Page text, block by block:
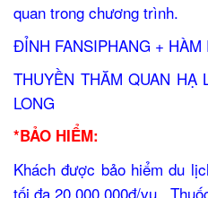
quan trong chương trình.
ĐỈNH FANSIPHANG +
THUYỀN THĂM QUAN HẠ
LONG
*BẢO HIỂM:
Khách được bảo hiểm du
tối đa 20.000.000đ/vụ.